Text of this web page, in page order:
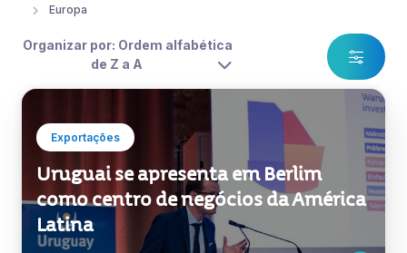
Europa
Organizar por: Ordem alfabética
de Z a A
Exportações
Uruguai se apresenta em Berlim
como centro de negócios da América
Latina